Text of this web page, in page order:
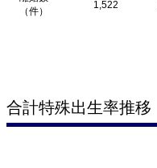
（件）
1,522
合計特殊出生率推移